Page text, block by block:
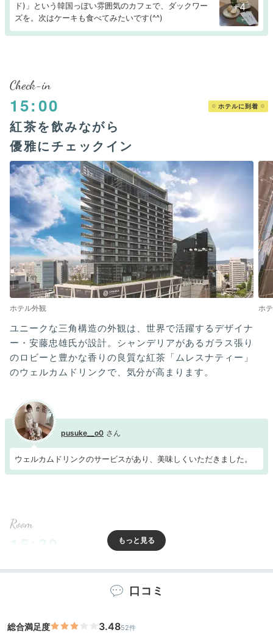
ド)」という韓国っぽい雰囲気のカフェで、ダックワー
ズを。次はケーキも食べてみたいです(^^)
+4
Check-in
15:00 ホテルに到着
紅茶を飲みながら
優雅にチェックイン
ホテル外観 ホ
ユニークな三角構造の外観は、世界で活躍するデザイナ
ー・安藤忠雄氏が設計。シャンデリアがあるガラス張り
のロビーと豊かな香りの良質な紅茶「ムレスナティー」
のウェルカムドリンクで、気分が高まります。
pusuke__o0
ウェルカムドリンクのサービスがあり、美味しくいただきました。
Room
4タイプの客室は
どれもラグジュアリー
口コミ
総合満足度 3.4852件